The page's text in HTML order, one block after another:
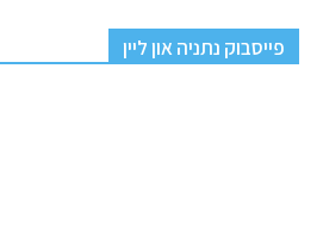
פייסבוק נתניה און ליין